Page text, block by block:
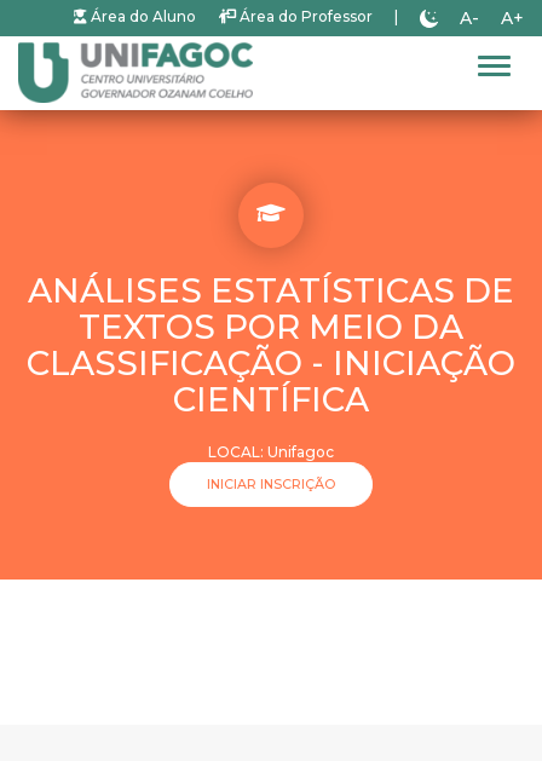
Área do Aluno Área do Professor A- A+
ANÁLISES ESTATÍSTICAS DE
TEXTOS POR MEIO DA
CLASSIFICAÇÃO - INICIAÇÃO
CIENTÍFICA
LOCAL: Unifagoc
INICIAR INSCRIÇÃO